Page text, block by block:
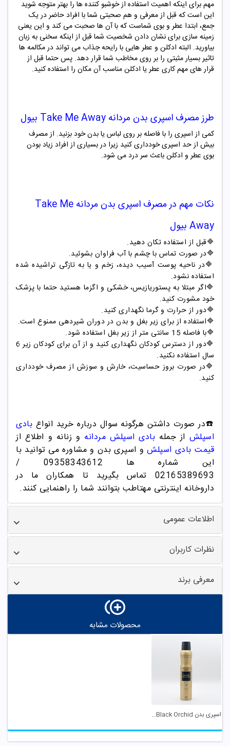
مهم برای اینکه اهمیت استفاده از خوشبو کننده ها را بهتر متوجه شوید
این است که قبل از معرفی و هم صحبتی شما با افراد حاضر در یک
جمع، ابتدا عطر و بوی شماست که با آن ها صحبت می کند و این یعنی
زمینه سازی برای نشان دادن شخصیت شما قبل از اینکه سخنی به زبان
بیاورید. البته ادکلن و عطر هایی با رایحه جذاب می تواند در مکالمه ها
تاثیر بسیار مثبتی را بر روی مخاطب شما قرار دهد. پس حتما قبل از
قرار های مهم کاری عطر یا ادکلن مناسب آن مکان را استفاده کنید.
طرز مصرف اسپری بدن مردانه Take Me Away بیول
کمی از اسپری را با فاصله بر روی لباس یا بدن خود بزنید. از مصرف
بیش از حد اسپری خودداری کنید زیرا در بسیاری از افراد زیاد بودن
بوی عطر و ادکلن باعث سر درد می شود.
نکات مهم در مصرف
اسپری بدن مردانه Take Me
Away بیول
🔷قبل از استفاده تکان دهید.
🔷در صورت تماس با چشم با آب فراوان بشوئید.
🔷در ناحیه پوست آسیب دیده، زخم و یا به تازگی تراشیده شده
استفاده نشود.
🔷اگر مبتلا به پستوریازیس، خشکی و اگزما هستید حتما با پزشک
خود مشورت کنید.
🔷دور از حرارت و گرما نگهداری کنید.
🔷استفاده از برای زیر بغل و بدن در دوران شیردهی ممنوع است.
🔷با فاصله 15 سانتی متر از زیر بغل استفاده شود
.
🔷
دور از دسترس کودکان نگهداری کنید و از آن برای کودکان زیر 6
سال استفاده نکنید.
🔷در صورت بروز حساسیت، خارش و سوزش از مصرف خودداری
کنید.
☎️در صورت داشتن هرگونه سوال درباره خرید انواع بادی
اسپلش از جمله بادی اسپلش مردانه و زنانه و اطلاع از
قیمت بادی اسپلشو اسپری بدن و مشاوره می توانید با
این شماره ها 09358343612 /
02165389693
تماس بگیرید تا همکاران ما در
داروخانه اینترنتی مهتاطب بتوانند شما را راهنمایی کنند.
اطلاعات عمومی
نظرات کاربران
معرفی برند
محصولات مشابه
اسپری بدن Tom Ford Black Orchid بادی کر